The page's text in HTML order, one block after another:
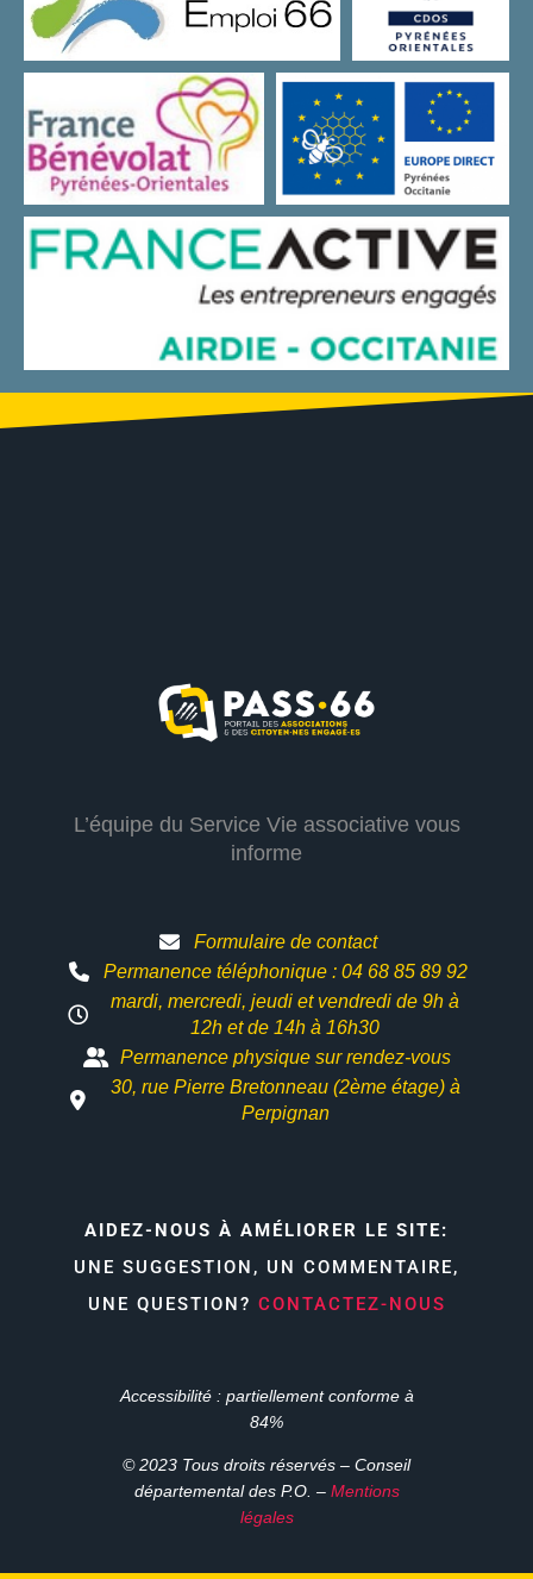
L’équipe du Service Vie associative vous
informe
Formulaire de contact
Permanence téléphonique : 04 68 85 89 92
mardi, mercredi, jeudi et vendredi de 9h à
12h etde 14h à 16h30
Permanence physique sur rendez-vous
30, rue Pierre Bretonneau (2ème étage) à
Perpignan
AIDEZ-NOUS À AMÉLIORER LE SITE:
UNE SUGGESTION, UN COMMENTAIRE,
UNE QUESTION? CONTACTEZ-NOUS
Accessibilité : partiellement conforme à
84%
© 2023 Tous droits réservés – Conseil
départemental des P.O. – Mentions
légales